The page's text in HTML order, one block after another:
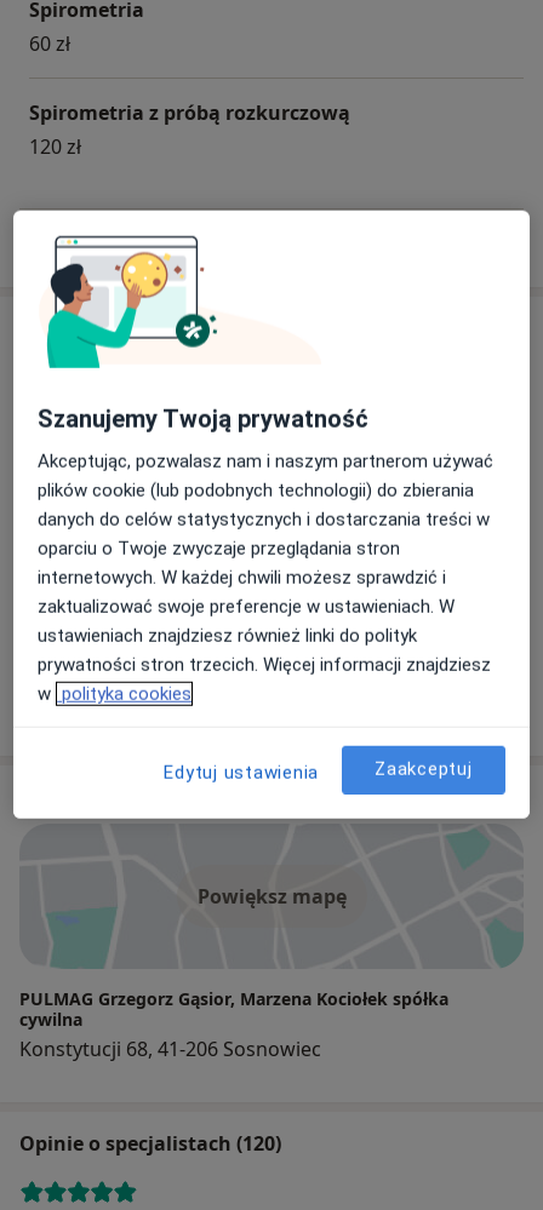
Spirometria
60 zł
Spirometria z próbą rozkurczową
120 zł
W jaki sposób ustalane są ceny?
Specjaliści
dr n. med. Grzegorz Gąsior
Alergolog, Pulmonolog, Internista
194 opinie
lek. Marzena Kociołek
Pulmonolog, Internista
Powiększ mapę
PULMAG Grzegorz Gąsior, Marzena Kociołek spółka
cywilna
Konstytucji 68, 41-206 Sosnowiec
Opinie o specjalistach (120)
Szanujemy Twoją prywatność
Akceptując, pozwalasz nam i naszym partnerom używać
plików cookie (lub podobnych technologii) do zbierania
danych do celów statystycznych i dostarczania treści w
oparciu o Twoje zwyczaje przeglądania stron
internetowych. W każdej chwili możesz sprawdzić i
zaktualizować swoje preferencje w ustawieniach. W
ustawieniach znajdziesz również linki do polityk
prywatności stron trzecich. Więcej informacji znajdziesz
w polityka cookies
Edytuj ustawienia Zaakceptuj